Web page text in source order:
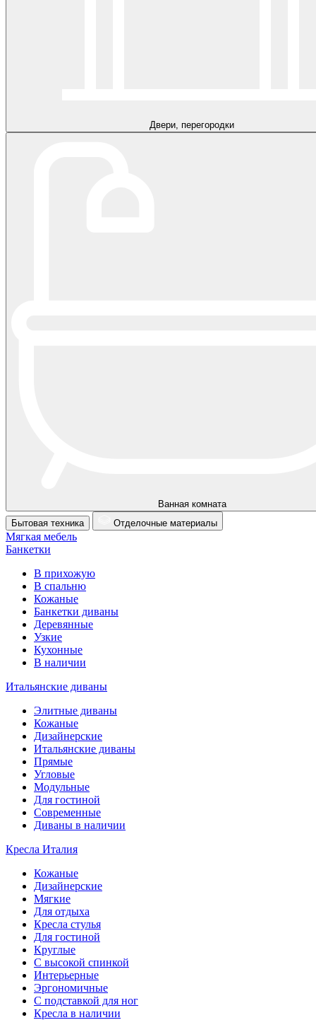
Двери, перегородки
Ванная комната
Бытовая техника
Отделочные материалы
Мягкая мебель
Банкетки
В прихожую
В спальню
Кожаные
Банкетки диваны
Деревянные
Узкие
Кухонные
В наличии
Итальянские диваны
Элитные диваны
Кожаные
Дизайнерские
Итальянские диваны
Прямые
Угловые
Модульные
Для гостиной
Современные
Диваны в наличии
Кресла Италия
Кожаные
Дизайнерские
Мягкие
Для отдыха
Кресла стулья
Для гостиной
Круглые
С высокой спинкой
Интерьерные
Эргономичные
С подставкой для ног
Кресла в наличии